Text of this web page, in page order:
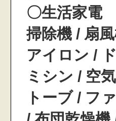
〇生活家電
掃除機 / 扇
アイロン /
ミシン / 空
トーブ / フ